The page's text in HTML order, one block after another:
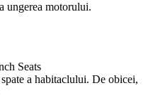
ungerea motorului.
Seats
a habitaclului. De obicei,